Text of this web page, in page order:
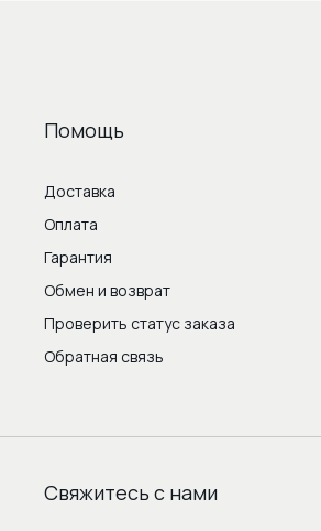
Помощь
Доставка
Оплата
Гарантия
Обмен и возврат
Проверить статус заказа
Обратная связь
Свяжитесь с нами